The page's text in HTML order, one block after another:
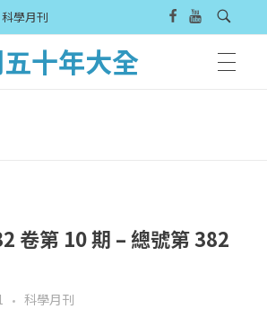
學月刊
十年大全
卷第 10 期 – 總號第 382
科學月刊